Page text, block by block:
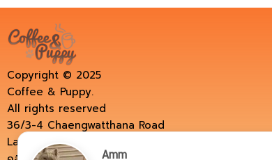
Copyright © 2025
Coffee & Puppy.
All rights reserved
36/3-4 Chaengwatthana Road
Laksi, BKK 10210, Thailand.
Amm